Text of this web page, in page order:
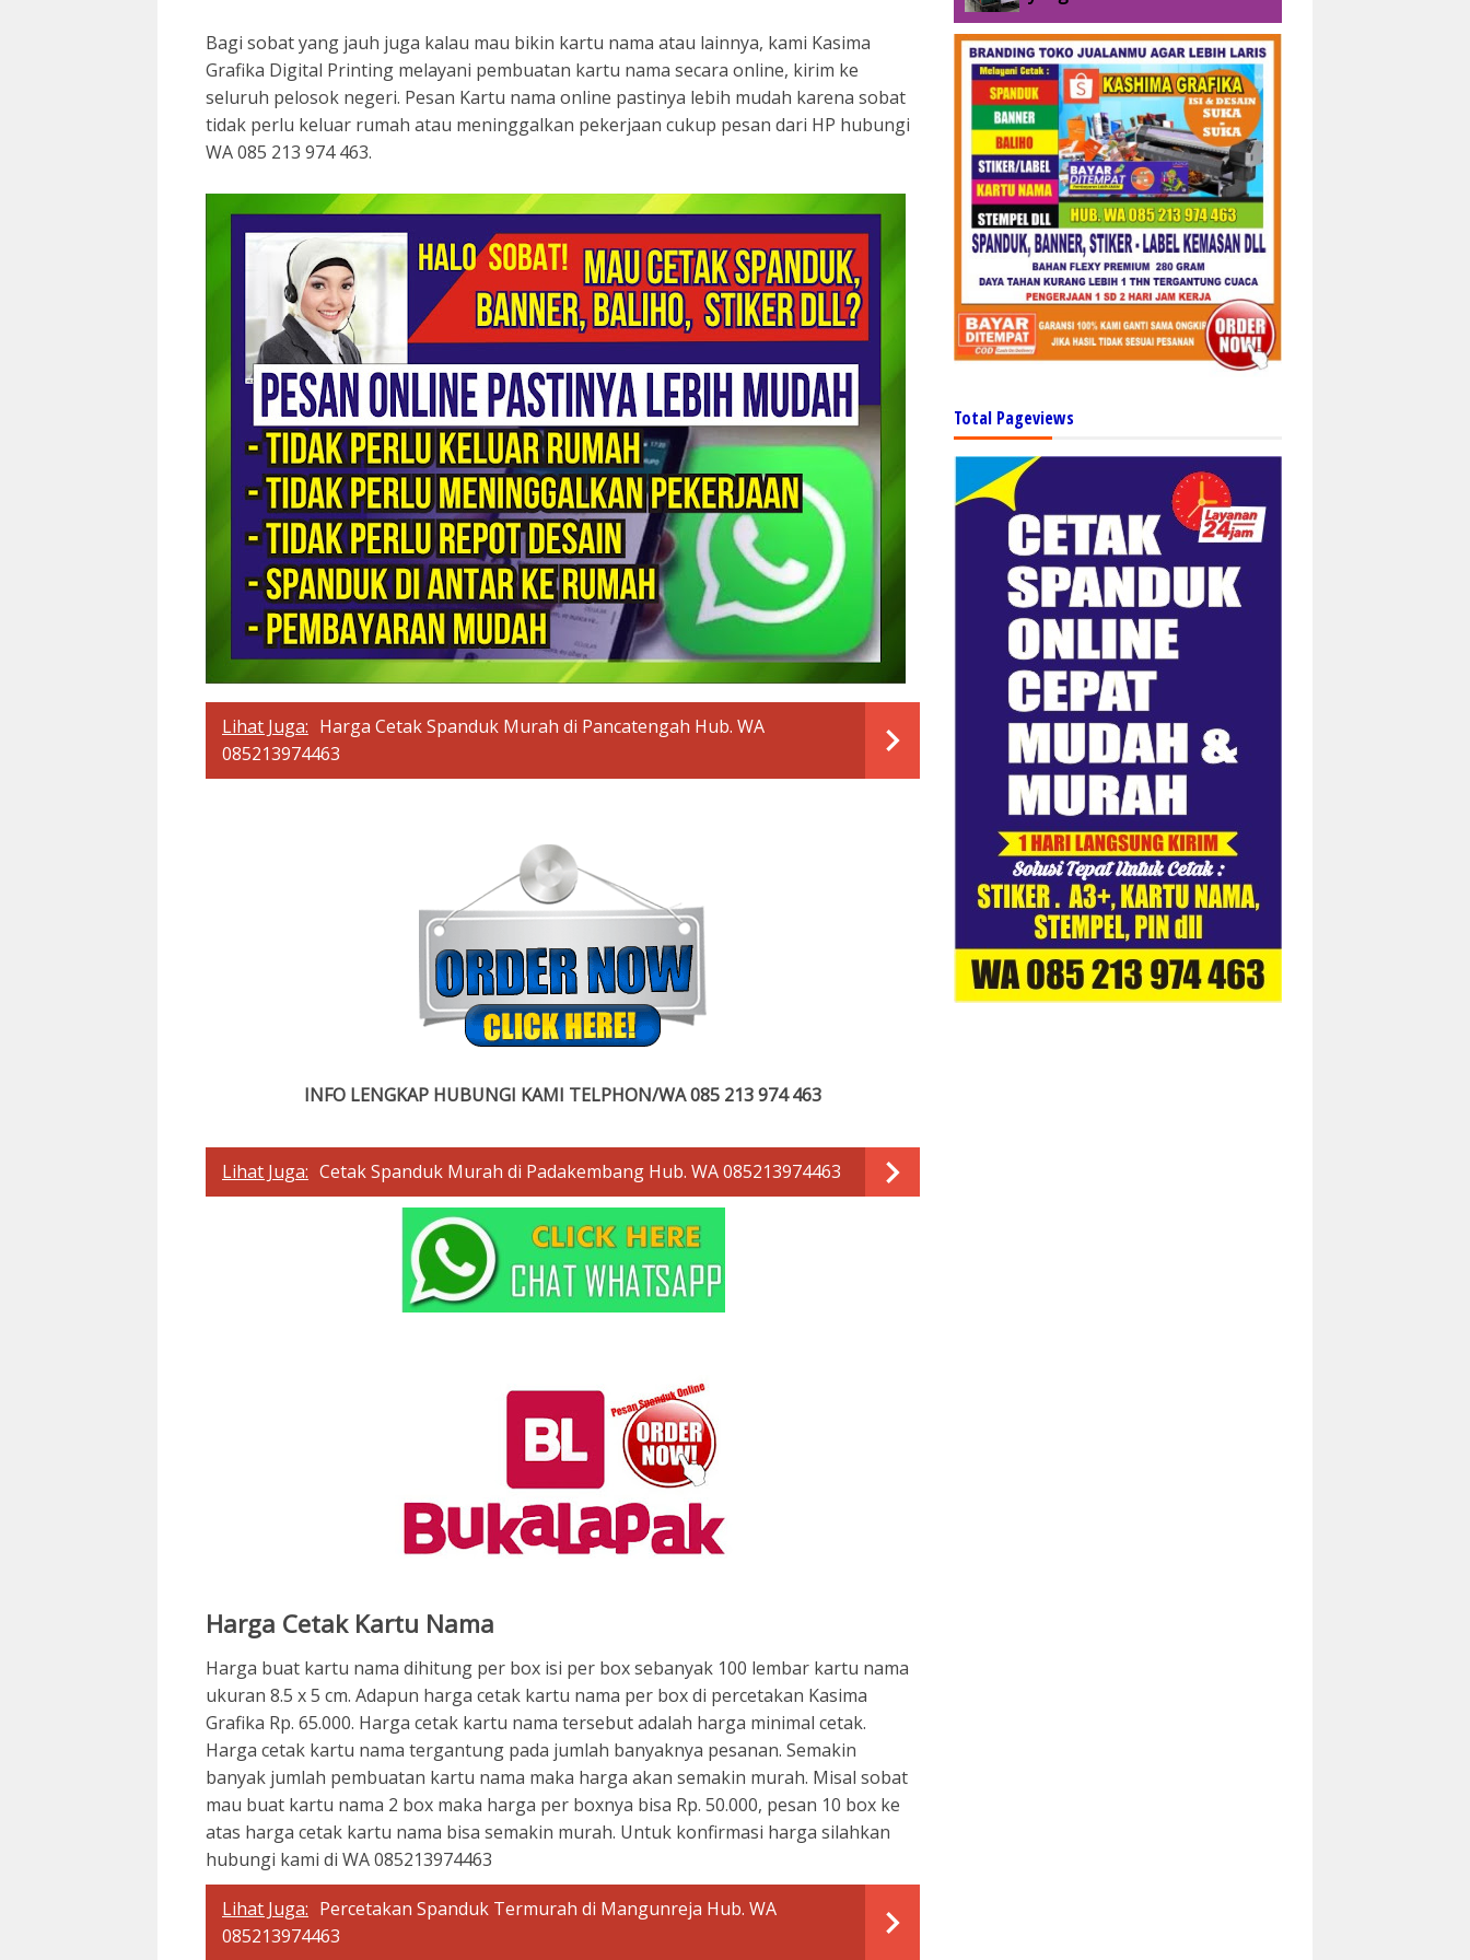
Bagi sobat yang jauh juga kalau mau bikin kartu nama atau lainnya, kami Kasima
Grafika Digital Printing melayani pembuatan kartu nama secara online, kirim ke
seluruh pelosok negeri. Pesan Kartu nama online pastinya lebih mudah karena sobat
tidak perlu keluar rumah atau meninggalkan pekerjaan cukup pesan dari HP hubungi
WA 085 213 974 463.
Lihat Juga: Harga Cetak Spanduk Murah di Pancatengah Hub. WA
085213974463
INFO LENGKAP HUBUNGI KAMI TELPHON/WA 085 213 974 463
Lihat Juga: Cetak Spanduk Murah di Padakembang Hub. WA 085213974463
Harga Cetak Kartu Nama
Harga buat kartu nama dihitung per box isi per box sebanyak 100 lembar kartu nama
ukuran 8.5 x 5 cm. Adapun harga cetak kartu nama per box di percetakan Kasima
Grafika Rp. 65.000. Harga cetak kartu nama tersebut adalah harga minimal cetak.
Harga cetak kartu nama tergantung pada jumlah banyaknya pesanan. Semakin
banyak jumlah pembuatan kartu nama maka harga akan semakin murah. Misal sobat
mau buat kartu nama 2 box maka harga per boxnya bisa Rp. 50.000, pesan 10 box ke
atas harga cetak kartu nama bisa semakin murah. Untuk konfirmasi harga silahkan
hubungi kami di WA 085213974463
Lihat Juga: Percetakan Spanduk Termurah di Mangunreja Hub. WA
085213974463
Total Pageviews